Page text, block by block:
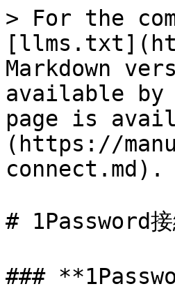
> For the
Markdown
available by
page is
(https://
connect.md).
# 1Password
###